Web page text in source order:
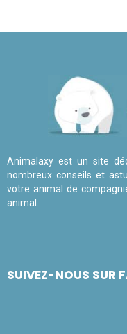
Animalaxy est un site
nombreux conseils et
votre animal de
animal.
SUIVEZ-NOUS SUR